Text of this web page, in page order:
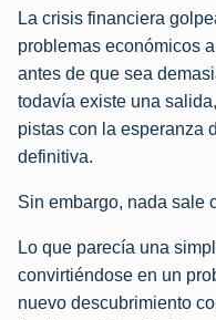
La crisis financiera
problemas económicos
antes de que sea
todavía existe una
pistas con la esperanza
definitiva.
Sin embargo, nada sale
Lo que parecía una
convirtiéndose en un
nuevo descubrimiento